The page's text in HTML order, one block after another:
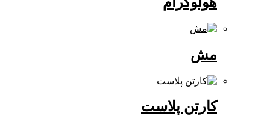
کارتن پلاست